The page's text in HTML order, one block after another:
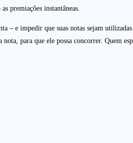
premiações instantâneas.
e impedir que suas notas sejam
para que ele possa concorrer. Quem